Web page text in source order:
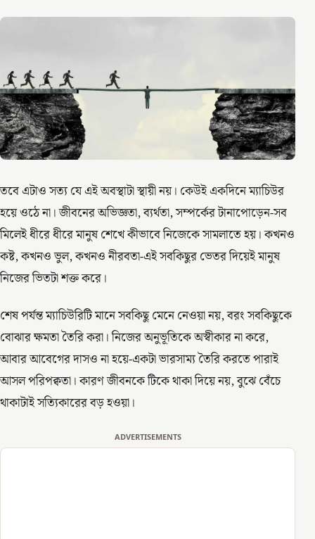
তবে এটাও সত্য যে এই অবস্থাটা স্থায়ী নয়। কেউই একদিনে ম্যাচিউর
হয়ে ওঠে না। জীবনের অভিজ্ঞতা, ব্যর্থতা, সম্পর্কের টানাপোড়েন-সব
মিলেই ধীরে ধীরে মানুষ শেখে কীভাবে নিজেকে সামলাতে হয়। কখনও
কষ্ট, কখনও ভুল, কখনও নীরবতা-এই সবকিছুর ভেতর দিয়েই মানুষ
নিজের ভিতটা শক্ত করে।
শেষ পর্যন্ত ম্যাচিউরিটি মানে সবকিছু মেনে নেওয়া নয়, বরং সবকিছুকে
বোঝার ক্ষমতা তৈরি করা। নিজের অনুভূতিকে অস্বীকার না করে,
আবার আবেগের দাসও না হয়ে-একটা ভারসাম্য তৈরি করতে পারাই
আসল পরিপক্বতা। কারণ জীবনকে টিকে থাকা দিয়ে নয়, বুঝে বেঁচে
থাকাটাই সত্যিকারের বড় হওয়া।
ADVERTISEMENTS